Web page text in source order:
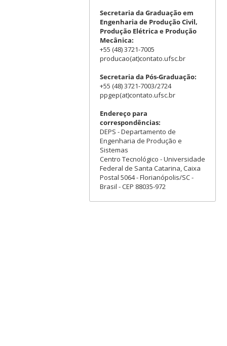
Secretaria da Graduação em
Engenharia de Produção Civil,
Produção Elétrica e Produção
Mecânica:
+55 (48) 3721-7005
producao(at)contato.ufsc.br
Secretaria da Pós-Graduação:
+55 (48) 3721-7003/2724
ppgep(at)contato.ufsc.br
Endereço para
correspondências:
DEPS - Departamento de
Engenharia de Produção e
Sistemas
Centro Tecnológico - Universidade
Federal de Santa Catarina, Caixa
Postal 5064 - Florianópolis/SC -
Brasil - CEP 88035-972